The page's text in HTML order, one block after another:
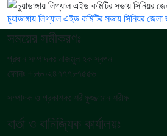
চুয়াডাঙ্গায় লিগ্যাল এইড কমিটির সভায় সিনিয়র
সময়ের সমীকরণঃ
প্রধান সম্পাদকঃ নাজমুল হক স্বপন
ফোনঃ +৮৮০২৪৭৭৭৮৭৫৫৬
সম্পাদক ও প্রকাশকঃ শরীফুজ্জামান শরীফ
বার্তা ও বানিজ্যিক কার্যালয়ঃ